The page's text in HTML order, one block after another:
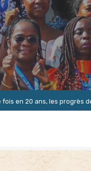
fois en 20 ans, les progrès